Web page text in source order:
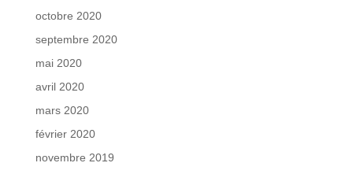
octobre 2020
septembre 2020
mai 2020
avril 2020
mars 2020
février 2020
novembre 2019